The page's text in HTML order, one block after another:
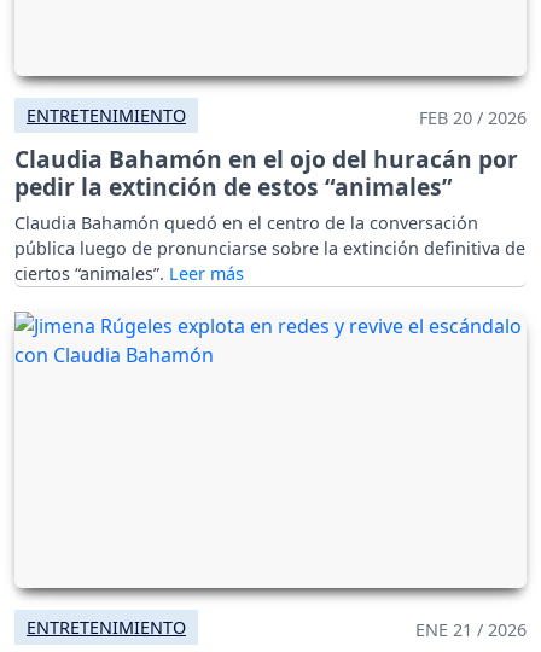
ENTRETENIMIENTO FEB 20 / 2026
Claudia Bahamón en el ojo del huracán por
pedir la extinción de estos “animales”
Claudia Bahamón quedó en el centro de la conversación
pública luego de pronunciarse sobre la extinción definitiva de
ciertos “animales”.
ENTRETENIMIENTO ENE 21 / 2026